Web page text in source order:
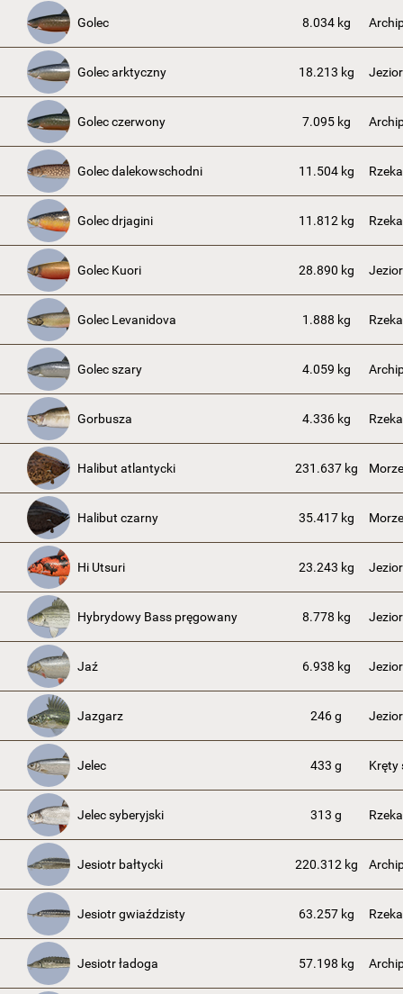
Golec 8.034 kg
Golec arktyczny 18.213 kg
Golec czerwony 7.095 kg
Golec dalekowschodni 11.504 kg
Golec drjagini 11.812 kg
Golec Kuori 28.890 kg
Golec Levanidova 1.888 kg
Golec szary 4.059 kg
Gorbusza 4.336 kg
Halibut atlantycki 231.637 kg
Halibut czarny 35.417 kg
Hi Utsuri 23.243 kg
Hybrydowy Bass pręgowany 8.778 kg
Jaź 6.938 kg
Jazgarz 246 g
Jelec 433 g Kręty
Jelec syberyjski 313 g
Jesiotr bałtycki 220.312 kg
Jesiotr gwiaździsty 63.257 kg
Jesiotr ładoga 57.198 kg